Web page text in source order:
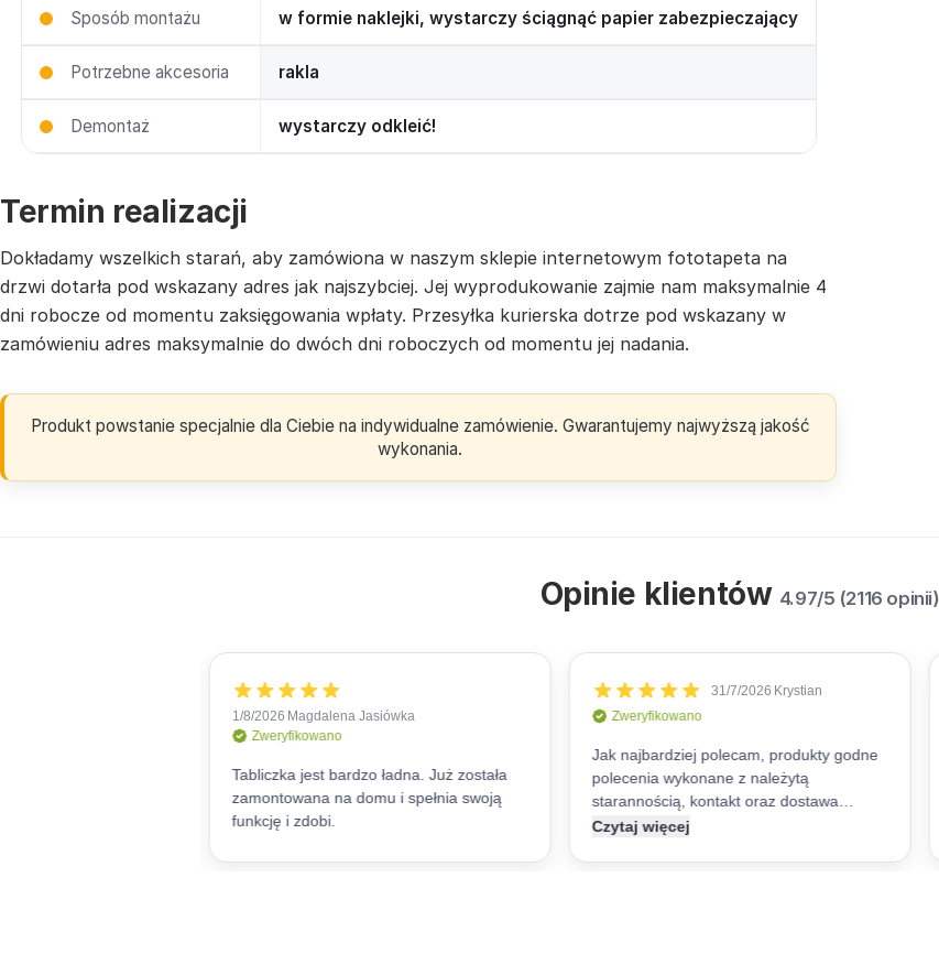
Sposób montażu w formie naklejki, wystarczy ściągnąć papier zabezpieczający
Potrzebne akcesoria rakla
Demontaż wystarczy odkleić!
Termin realizacji
Dokładamy wszelkich starań, aby zamówiona w naszym sklepie internetowym fototapeta na
drzwi dotarła pod wskazany adres jak najszybciej. Jej wyprodukowanie zajmie nam maksymalnie 4
dni robocze od momentu zaksięgowania wpłaty. Przesyłka kurierska dotrze pod wskazany w
zamówieniu adres maksymalnie do dwóch dni roboczych od momentu jej nadania.
Produkt powstanie specjalnie dla Ciebie na indywidualne zamówienie. Gwarantujemy najwyższą jakość
wykonania.
Opinie klientów 4.97/5 (2116 opinii)